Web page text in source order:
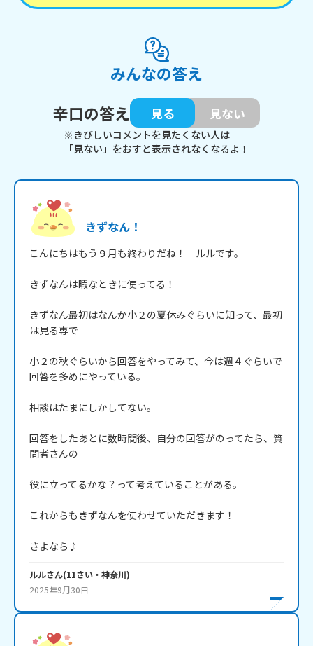
みんなの答え
辛口の答え
見る 見ない
※きびしいコメントを見たくない人は
「見ない」をおすと表示されなくなるよ！
きずなん！
こんにちはもう９月も終わりだね！　ルルです。
きずなんは暇なときに使ってる！
きずなん最初はなんか小２の夏休みぐらいに知って、最初
は見る専で
小２の秋ぐらいから回答をやってみて、今は週４ぐらいで
回答を多めにやっている。
相談はたまにしかしてない。
回答をしたあとに数時間後、自分の回答がのってたら、質
問者さんの
役に立ってるかな？って考えていることがある。
これからもきずなんを使わせていただきます！
さよなら♪
ルルさん(11さい・ 神奈川)
2025年9月30日